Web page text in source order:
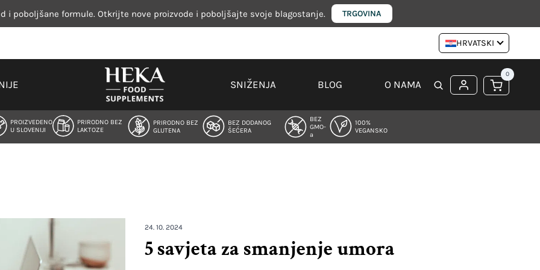
i poboljšane formule. Otkrijte nove proizvode i poboljšajte svoje blagostanje. TRGOVINA
HRVATSKI
SNIŽENJA BLOG O NAMA
0
PROIZVEDENO
U SLOVENIJI
PRIRODNO BEZ
LAKTOZE
PRIRODNO BEZ
GLUTENA
BEZ DODANOG
ŠEĆERA
BEZ
GMO-
a
100%
VEGANSKO
24. 10. 2024
5 savjeta za smanjenje umora